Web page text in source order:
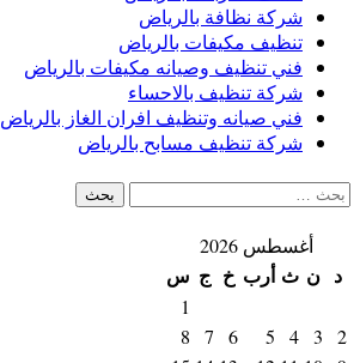
شركة نظافة بالرياض
تنظيف مكيفات بالرياض
فني تنظيف وصيانه مكيفات بالرياض
شركة تنظيف بالاحساء
فني صيانه وتنظيف افران الغاز بالرياض
شركة تنظيف مسابح بالرياض
البحث
عن:
أغسطس 2026
د ن ث أرب خ ج س
1
2
3
4
5
6
7
8